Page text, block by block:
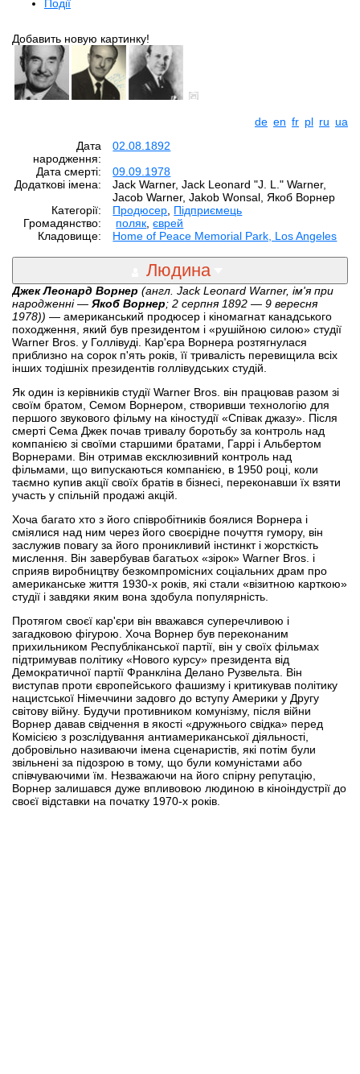
Події
Добавить новую картинку!
de en fr pl ru ua
Дата
народження:
02.08.1892
Дата смерті:
09.09.1978
Додаткові імена:
Jack Warner, Jack Leonard "J. L." Warner,
Jacob Warner, Jakob Wonsal, Якоб Ворнер
Категорії:
Продюсер Підприємець
Громадянство:
поляк ,єврей
Кладовище:
Home of Peace Memorial Park, Los Angeles
Людина
Джек Леонард Ворнер (англ. Jack Leonard Warner, ім'я при
народженні — Якоб Ворнер; 2 серпня 1892 — 9 вересня
1978)) — американський продюсер і кіномагнат канадського
походження, який був президентом і «рушійною силою» студії
Warner Bros. у Голлівуді. Кар'єра Ворнера розтягнулася
приблизно на сорок п'ять років, її тривалість перевищила всіх
інших тодішніх президентів голлівудських студій.
Як один із керівників студії Warner Bros. він працював разом зі
своїм братом, Семом Ворнером, створивши технологію для
першого звукового фільму на кіностудії «Співак джазу». Після
смерті Сема Джек почав тривалу боротьбу за контроль над
компанією зі своїми старшими братами, Гаррі і Альбертом
Ворнерами. Він отримав ексклюзивний контроль над
фільмами, що випускаються компанією, в 1950 році, коли
таємно купив акції своїх братів в бізнесі, переконавши їх взяти
участь у спільній продажі акцій.
Хоча багато хто з його співробітників боялися Ворнера і
сміялися над ним через його своєрідне почуття гумору, він
заслужив повагу за його проникливий інстинкт і жорсткість
мислення. Він завербував багатьох «зірок» Warner Bros. і
сприяв виробництву безкомпромісних соціальних драм про
американське життя 1930-х років, які стали «візитною карткою»
студії і завдяки яким вона здобула популярність.
Протягом своєї кар'єри він вважався суперечливою і
загадковою фігурою. Хоча Ворнер був переконаним
прихильником Республіканської партії, він у своїх фільмах
підтримував політику «Нового курсу» президента від
Демократичної партії Франкліна Делано Рузвельта. Він
виступав проти європейського фашизму і критикував політику
нацистської Німеччини задовго до вступу Америки у Другу
світову війну. Будучи противником комунізму, після війни
Ворнер давав свідчення в якості «дружнього свідка» перед
Комісією з розслідування антиамериканської діяльності,
добровільно називаючи імена сценаристів, які потім були
звільнені за підозрою в тому, що були комуністами або
співчуваючими їм. Незважаючи на його спірну репутацію,
Ворнер залишався дуже впливовою людиною в кіноіндустрії до
своєї відставки на початку 1970-х років.